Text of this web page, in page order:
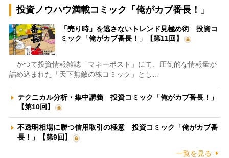
投資ノウハウ満載コミック「俺がカブ番長！」
「売り時」を逃さないトレンド見極め術 投資コ
ミック「俺がカブ番長！」【第11回】
かつて投資情報雑誌「マネーポスト」にて、圧倒的な情報量が
詰め込まれた「天下無敵の株コミック」とし…
テクニカル分析・集中講義 投資コミック「俺がカブ番長！」
【第10回】
不透明相場に勝つ信用取引の極意 投資コミック「俺がカブ番
長！」【第9回】
一覧を見る